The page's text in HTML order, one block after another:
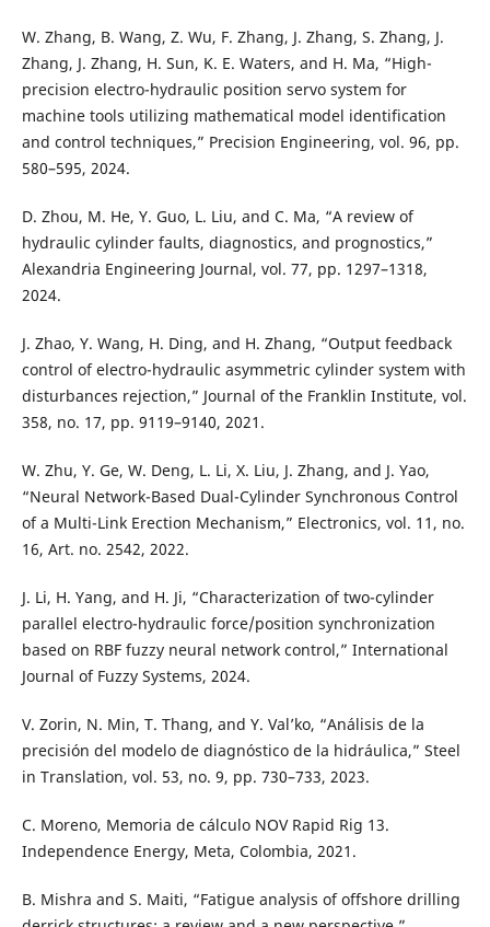
W. Zhang, B. Wang, Z. Wu, F. Zhang, J. Zhang, S. Zhang, J.
Zhang, J. Zhang, H. Sun, K. E. Waters, and H. Ma, “High-
precision electro-hydraulic position servo system for
machine tools utilizing mathematical model identification
and control techniques,” Precision Engineering, vol. 96, pp.
580–595, 2024.
D. Zhou, M. He, Y. Guo, L. Liu, and C. Ma, “A review of
hydraulic cylinder faults, diagnostics, and prognostics,”
Alexandria Engineering Journal, vol. 77, pp. 1297–1318,
2024.
J. Zhao, Y. Wang, H. Ding, and H. Zhang, “Output feedback
control of electro-hydraulic asymmetric cylinder system with
disturbances rejection,” Journal of the Franklin Institute, vol.
358, no. 17, pp. 9119–9140, 2021.
W. Zhu, Y. Ge, W. Deng, L. Li, X. Liu, J. Zhang, and J. Yao,
“Neural Network-Based Dual-Cylinder Synchronous Control
of a Multi-Link Erection Mechanism,” Electronics, vol. 11, no.
16, Art. no. 2542, 2022.
J. Li, H. Yang, and H. Ji, “Characterization of two-cylinder
parallel electro-hydraulic force/position synchronization
based on RBF fuzzy neural network control,” International
Journal of Fuzzy Systems, 2024.
V. Zorin, N. Min, T. Thang, and Y. Val’ko, “Análisis de la
precisión del modelo de diagnóstico de la hidráulica,” Steel
in Translation, vol. 53, no. 9, pp. 730–733, 2023.
C. Moreno, Memoria de cálculo NOV Rapid Rig 13.
Independence Energy, Meta, Colombia, 2021.
B. Mishra and S. Maiti, “Fatigue analysis of offshore drilling